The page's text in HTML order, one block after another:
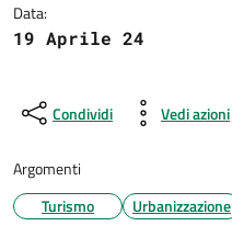
Data:
19 Aprile 24
Condividi Vedi azioni
Argomenti
Turismo
Urbanizzazione